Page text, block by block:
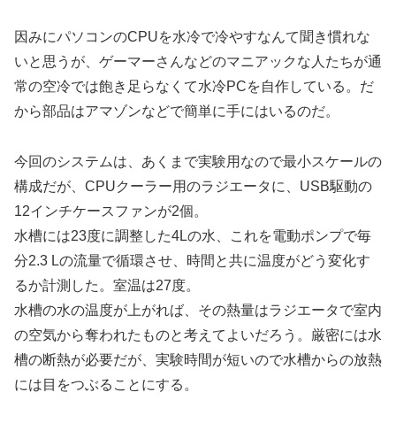
因みにパソコンのCPUを水冷で冷やすなんて聞き慣れな
いと思うが、ゲーマーさんなどのマニアックな人たちが通
常の空冷では飽き足らなくて水冷PCを自作している。だ
から部品はアマゾンなどで簡単に手にはいるのだ。
今回のシステムは、あくまで実験用なので最小スケールの
構成だが、CPUクーラー用のラジエータに、USB駆動の
12インチケースファンが2個。
水槽には23度に調整した4Lの水、これを電動ポンプで毎
分2.3 Lの流量で循環させ、時間と共に温度がどう変化す
るか計測した。室温は27度。
水槽の水の温度が上がれば、その熱量はラジエータで室内
の空気から奪われたものと考えてよいだろう。厳密には水
槽の断熱が必要だが、実験時間が短いので水槽からの放熱
には目をつぶることにする。